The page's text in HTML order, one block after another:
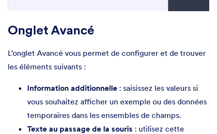
Onglet Avancé
L’onglet Avancé vous permet de configurer et de trouver
les éléments suivants :
Information additionnelle : saisissez les valeurs si
vous souhaitez afficher un exemple ou des données
temporaires dans les ensembles de champs.
Texte au passage de la souris : utilisez cette